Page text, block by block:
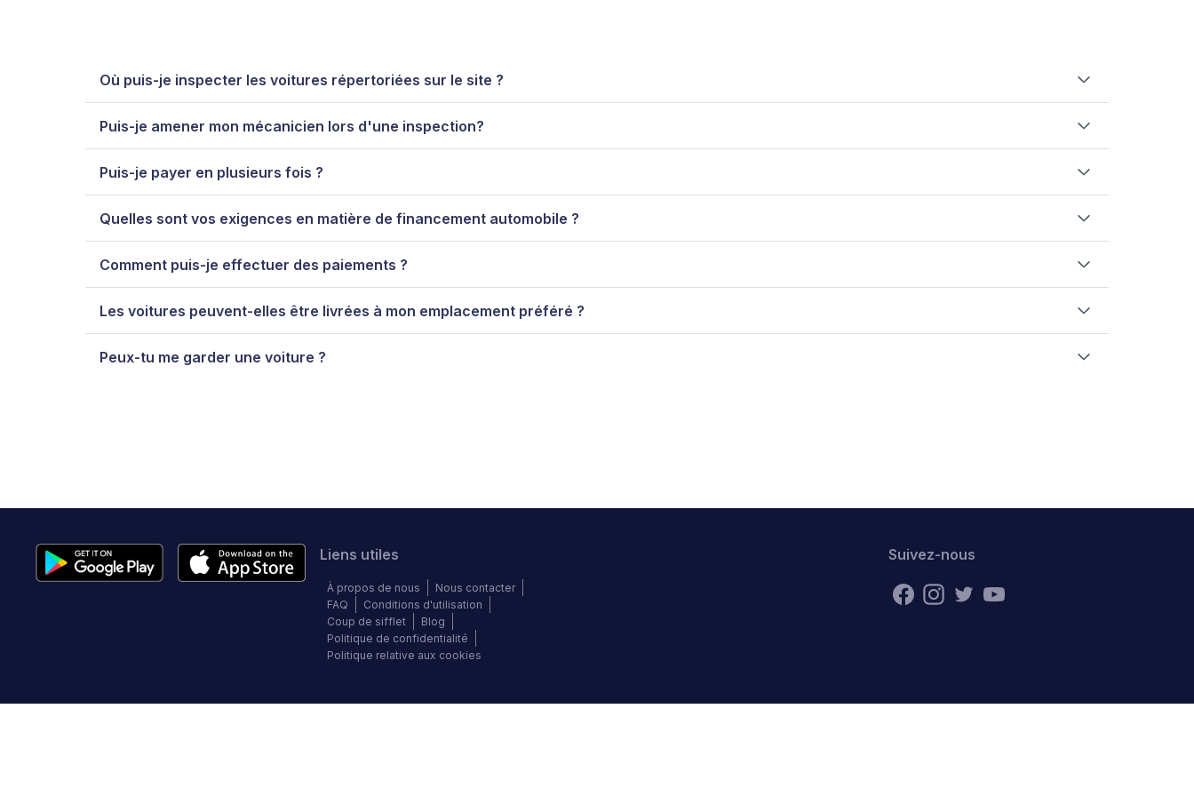
Où puis-je inspecter les voitures répertoriées sur le site ?
Puis-je amener mon mécanicien lors d'une inspection?
Puis-je payer en plusieurs fois ?
Quelles sont vos exigences en matière de financement automobile ?
Comment puis-je effectuer des paiements ?
Les voitures peuvent-elles être livrées à mon emplacement préféré ?
Peux-tu me garder une voiture ?
Liens utiles
À propos de nous
Nous contacter
FAQ
Conditions d'utilisation
Coup de sifflet
Blog
Politique de confidentialité
Politique relative aux cookies
Suivez-nous